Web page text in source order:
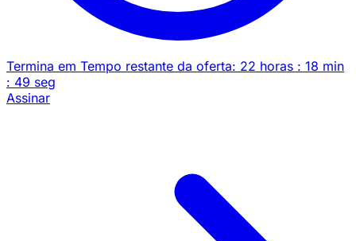
Termina em Tempo restante da oferta: 22 horas : 18 min
: 49 seg
Assinar